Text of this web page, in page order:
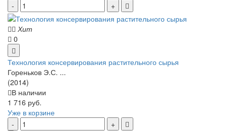
Хит
0
Технология консервирования растительного сырья
Гореньков Э.С. ...
(2014)
В наличии
1 716 руб.
Уже в корзине